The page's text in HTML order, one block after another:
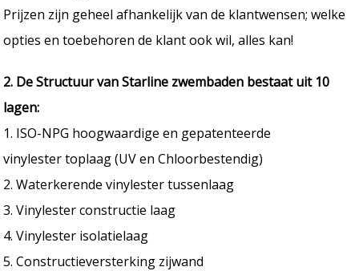
Prijzen zijn geheel afhankelijk van de klantwensen; welke
opties en toebehoren de klant ook wil, alles kan!
2. De Structuur van Starline zwembaden bestaat uit 10
lagen:
1. ISO-NPG hoogwaardige en gepatenteerde
vinylester toplaag (UV en Chloorbestendig)
2. Waterkerende vinylester tussenlaag
3. Vinylester constructie laag
4. Vinylester isolatielaag
5. Constructieversterking zijwand